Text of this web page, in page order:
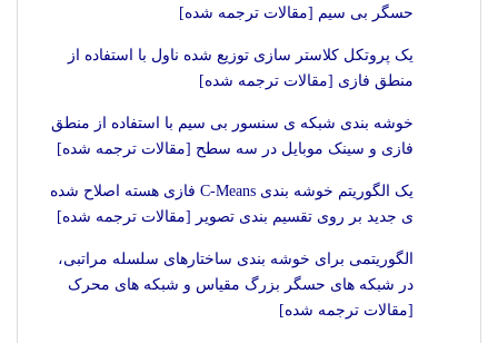
حسگر بی سیم [مقالات ترجمه شده]
یک پروتکل کلاستر سازی توزیع شده ناول با استفاده از
منطق فازی [مقالات ترجمه شده]
خوشه بندی شبکه ی سنسور بی سیم با استفاده از منطق
فازی و سینک موبایل در سه سطح [مقالات ترجمه شده]
یک الگوریتم خوشه بندی C-Means فازی هسته اصلاح شده
ی جدید بر روی تقسیم بندی تصویر [مقالات ترجمه شده]
الگوریتمی برای خوشه بندی ساختارهای سلسله مراتبی،
در شبکه های حسگر بزرگ مقیاس و شبکه های محرک
[مقالات ترجمه شده]